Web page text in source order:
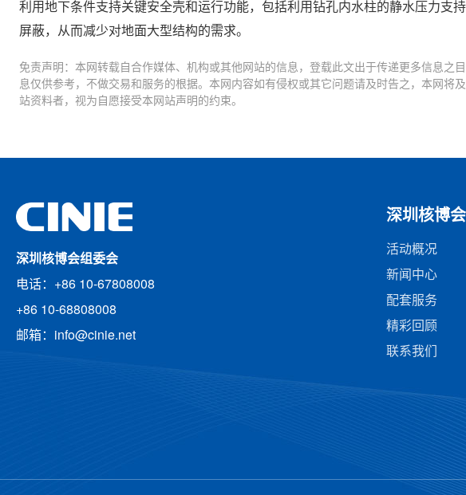
利用地下条件支持关键安全壳和运行功能，包括利用钻孔内水柱的静水压力支
屏蔽，从而减少对地面大型结构的需求。
免责声明：本网转载自合作媒体、机构或其他网站的信息，登载此文出于传递更多信息之
息仅供参考，不做交易和服务的根据。本网内容如有侵权或其它问题请及时告之，本网将
站资料者，视为自愿接受本网站声明的约束。
深圳核博会组委会
电话：+86 10-67808008
+86 10-68808008
邮箱：info@cinie.net
深圳核博会
活动概况
新闻中心
配套服务
精彩回顾
联系我们